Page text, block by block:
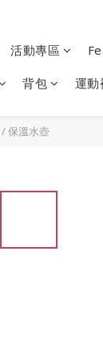
活動專區
背包 運動
/保溫水壺